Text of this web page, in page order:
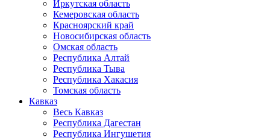
Иркутская область
Кемеровская область
Красноярский край
Новосибирская область
Омская область
Республика Алтай
Республика Тыва
Республика Хакасия
Томская область
Кавказ
Весь Кавказ
Республика Дагестан
Республика Ингушетия